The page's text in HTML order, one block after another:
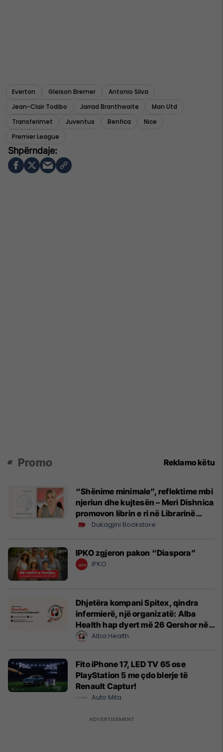
Everton Gleison Bremer
Antonio Silva
Jean-Clair Todibo
Jarrad Branthwaite
Man Utd
Transferimet
Juventus Benfica
Nice
Premier League
Promo Reklamo këtu
“Shënime minimale”, reflektime mbi
njeriun dhe kujtesën – Meri Dishnica
promovon librin e ri në Librarinë
Dukagjini
Dukagjini Bookstore
IPKO zgjeron pakon “Diaspora”
IPKO
Dhjetëra kompani Spitex, qindra
infermierë, një organizatë: Alba
Health hap dyert më 26 Qershor në
CyrihAlba Health
Fito iPhone 17, LED TV 65 ose
PlayStation 5 me çdo blerje të
Renault Captur!
Auto Mita